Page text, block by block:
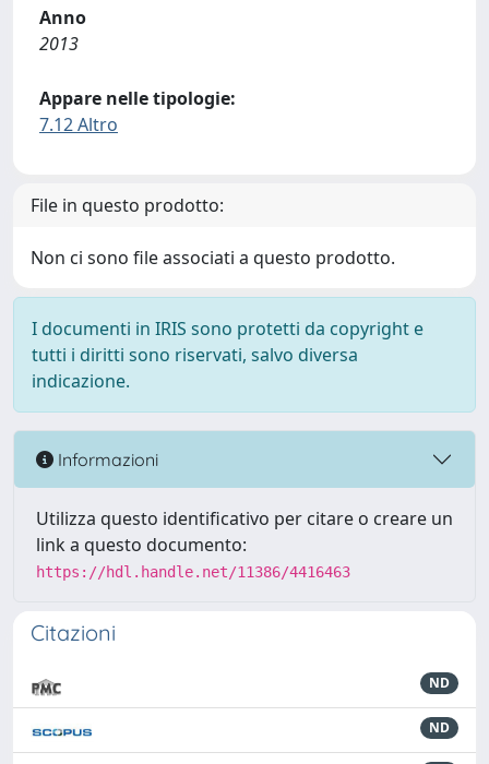
Anno
2013
Appare nelle tipologie:
7.12 Altro
File in questo prodotto:
Non ci sono file associati a questo prodotto.
I documenti in IRIS sono protetti da copyright e
tutti i diritti sono riservati, salvo diversa
indicazione.
Informazioni
Utilizza questo identificativo per citare o creare un
link a questo documento:
https://hdl.handle.net/11386/4416463
Citazioni
ND
ND